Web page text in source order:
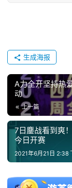
生成海报
A力全开坚持热
动
上一篇
7日鏖战看到爽
今日开赛
2021年6月21日 2:38